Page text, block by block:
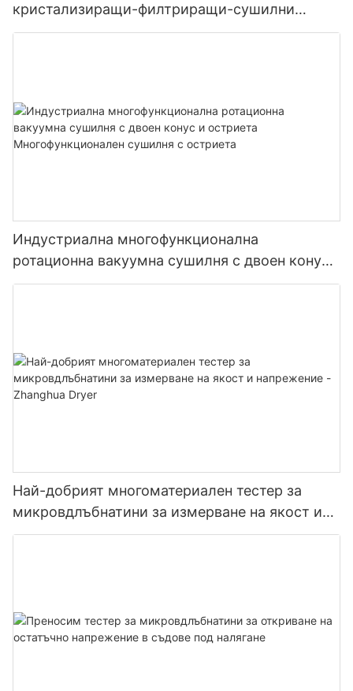
кристализиращи-филтриращи-сушилни
производствени системи
Индустриална многофункционална
ротационна вакуумна сушилня с двоен конус
и остриета Многофункционален сушилня с
Най-добрият многоматериален тестер за
микровдлъбнатини за измерване на якост и
напрежение - Zhanghua Dryer